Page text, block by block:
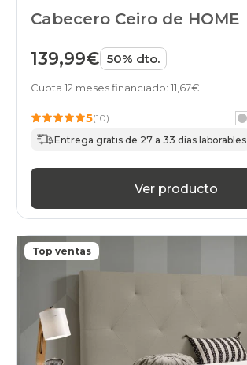
Cabecero Ceiro de HOME
139,99€ 50% dto.
Cuota 12 meses financiado: 11,67€
5(10)
Entrega gratis de 27 a 33 días laborables
Ver producto
Top ventas